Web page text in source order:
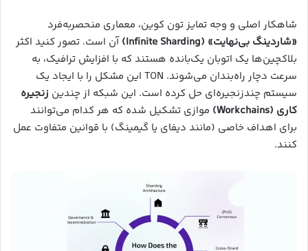
شاهکار اصلی و وجه تمایز تون کوین، معماری منحصربه‌فرد
«شاردینگ بی‌نهایت» (Infinite Sharding)
آن است. تصور کنید اکثر
بلاکچین‌ها یک اتوبان یک‌بانده هستند که با افزایش ترافیک، به
سرعت دچار راه‌بندان می‌شوند. TON این مشکل را با ایجاد یک
سیستم چندزنجیره‌ای حل کرده است. این شبکه از چندین زنجیره
کاری (Workchains)
موازی تشکیل شده که هر کدام می‌توانند
برای اهداف خاصی (مانند دیفای یا گیمینگ) با قوانین متفاوت عمل
کنند.